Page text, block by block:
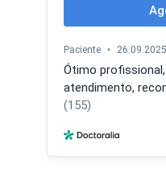
Paciente • 26.09.2025
Ótimo
atendimento,
(155)